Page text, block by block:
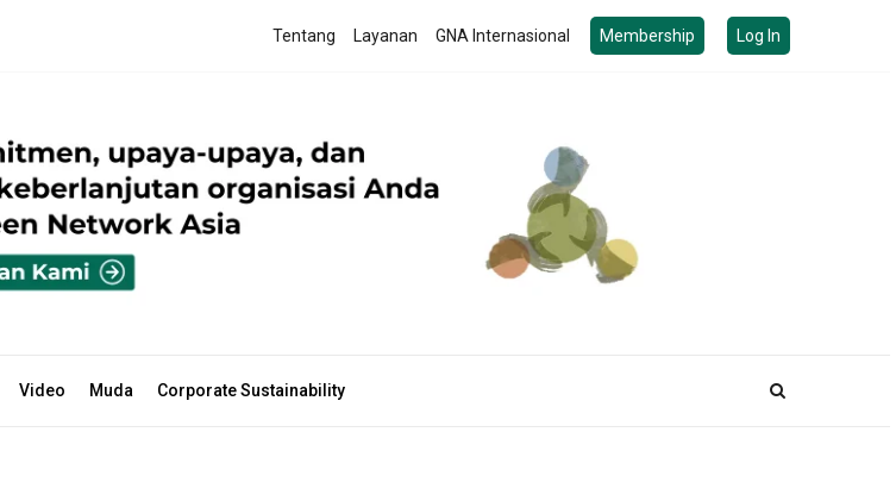
Tentang Layanan GNA Internasional Membership Log In
Video Muda Corporate Sustainability